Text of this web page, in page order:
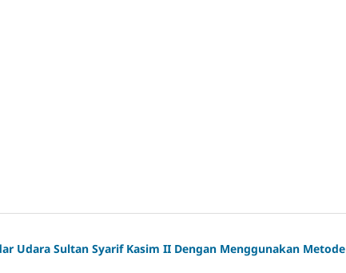
Udara Sultan Syarif Kasim II Dengan Menggunakan Metode